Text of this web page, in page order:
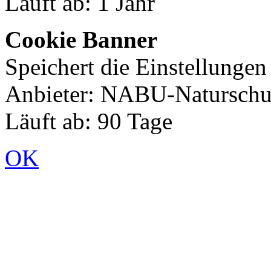
Cookie Banner
Speichert die
Anbieter: NABU-
Läuft ab: 90 Tage
OK